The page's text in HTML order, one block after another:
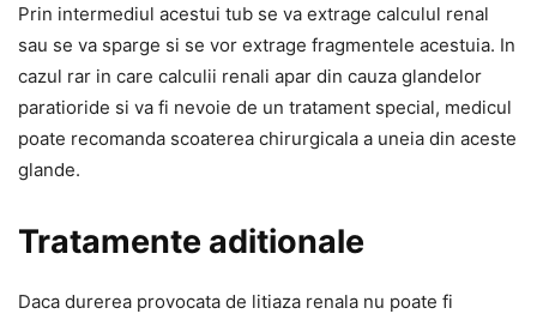
Prin intermediul acestui tub se va extrage calculul renal
sau se va sparge si se vor extrage fragmentele acestuia. In
cazul rar in care calculii renali apar din cauza glandelor
paratioride si va fi nevoie de un tratament special, medicul
poate recomanda scoaterea chirurgicala a uneia din aceste
glande.
Tratamente aditionale
Daca durerea provocata de litiaza renala nu poate fi